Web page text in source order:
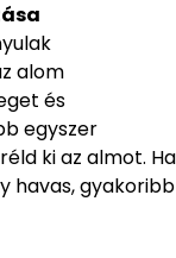
alom
és
egyszer
ki az almot. Ha
havas, gyakoribb